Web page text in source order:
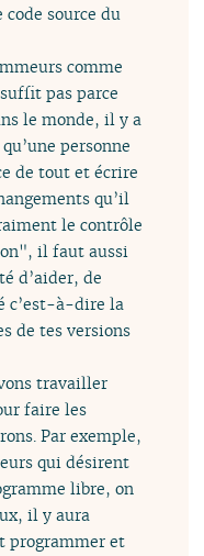
source du
comme
pas parce
le monde, il y a
personne
de tout et écrire
qu’il
le contrôle
il faut aussi
d’aider, de
c’est-à-dire la
de tes versions
travailler
faire les
Par exemple,
qui désirent
libre, on
il y aura
programmer et